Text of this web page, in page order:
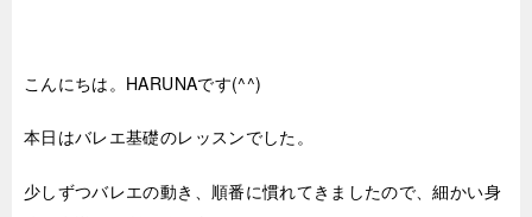
こんにちは。HARUNAです(^^)
本日はバレエ基礎のレッスンでした。
少しずつバレエの動き、順番に慣れてきましたので、細かい身